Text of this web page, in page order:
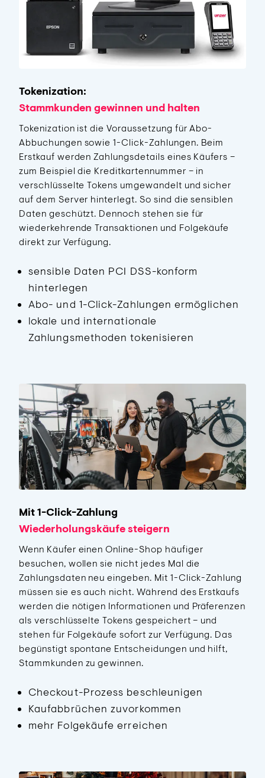
Tokenization:
Stammkunden gewinnen und halten
Tokenization ist die Voraussetzung für Abo-
Abbuchungen sowie 1-Click-Zahlungen. Beim
Erstkauf werden Zahlungsdetails eines Käufers –
zum Beispiel die Kreditkartennummer – in
verschlüsselte Tokens umgewandelt und sicher
auf dem Server hinterlegt. So sind die sensiblen
Daten geschützt. Dennoch stehen sie für
wiederkehrende Transaktionen und Folgekäufe
direkt zur Verfügung.
sensible Daten PCI DSS-konform
hinterlegen
Abo- und 1-Click-Zahlungen ermöglichen
lokale und internationale
Zahlungsmethoden tokenisieren
Mit 1-Click-Zahlung
Wiederholungskäufe steigern
Wenn Käufer einen Online-Shop häufiger
besuchen, wollen sie nicht jedes Mal die
Zahlungsdaten neu eingeben. Mit 1-Click-Zahlung
müssen sie es auch nicht. Während des Erstkaufs
werden die nötigen Informationen und Präferenzen
als verschlüsselte Tokens gespeichert – und
stehen für Folgekäufe sofort zur Verfügung. Das
begünstigt spontane Entscheidungen und hilft,
Stammkunden zu gewinnen.
Checkout-Prozess beschleunigen
Kaufabbrüchen zuvorkommen
mehr Folgekäufe erreichen